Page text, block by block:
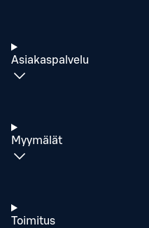
Asiakaspalvelu
Myymälät
Toimitus